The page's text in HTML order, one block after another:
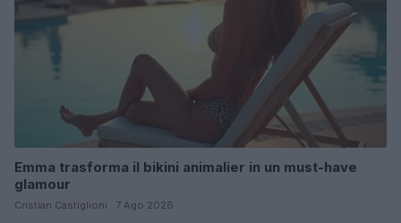
Emma trasforma il bikini animalier in un must-have
glamour
Cristian Castiglioni · 7 Ago 2026